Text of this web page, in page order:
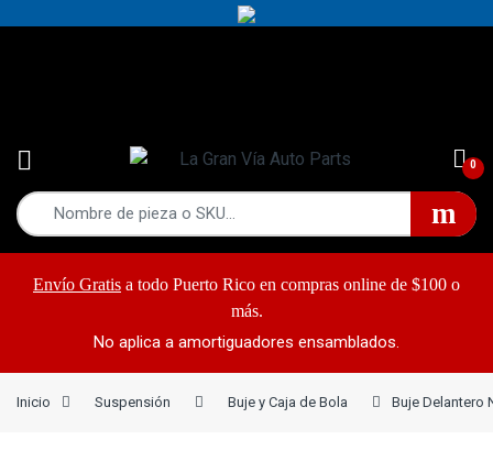
0
Envío Gratis a todo Puerto Rico en compras online de $100 o
más.
No aplica a amortiguadores ensamblados.
Inicio Suspensión Buje y Caja de Bola Buje Delantero